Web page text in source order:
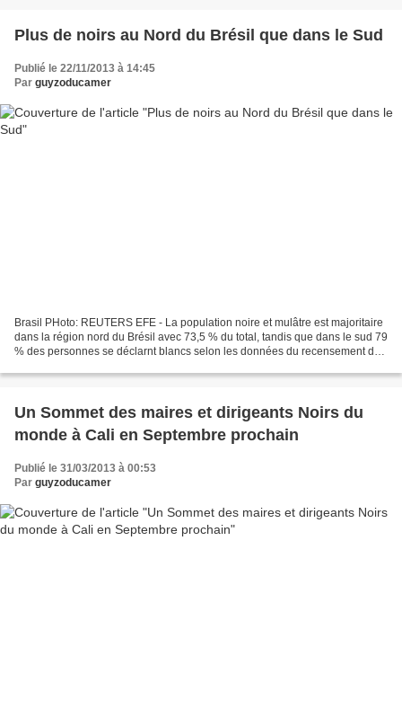
Plus de noirs au Nord du Brésil que dans le Sud
Publié le 22/11/2013 à 14:45
Par guyzoducamer
Brasil PHoto: REUTERS EFE - La population noire et mulâtre est majoritaire
dans la région nord du Brésil avec 73,5 % du total, tandis que dans le sud 79
% des personnes se déclarnt blancs selon les données du recensement de
Un Sommet des maires et dirigeants Noirs du
monde à Cali en Septembre prochain
Publié le 31/03/2013 à 00:53
Par guyzoducamer